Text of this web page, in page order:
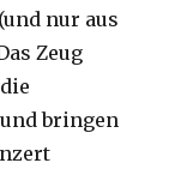
nur aus
Zeug
bringen